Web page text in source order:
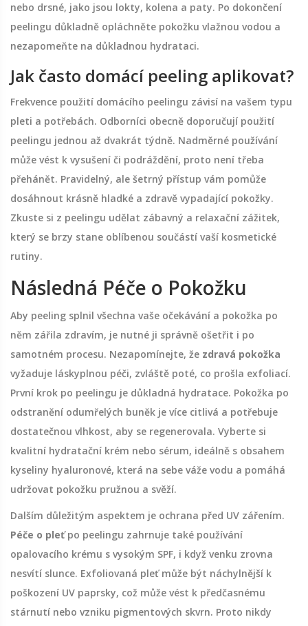
nebo drsné, jako jsou lokty, kolena a paty. Po dokončení
peelingu důkladně opláchněte pokožku vlažnou vodou a
nezapomeňte na důkladnou hydrataci.
Jak často domácí peeling aplikovat?
Frekvence použití domácího peelingu závisí na vašem typu
pleti a potřebách. Odborníci obecně doporučují použití
peelingu jednou až dvakrát týdně. Nadměrné používání
může vést k vysušení či podráždění, proto není třeba
přehánět. Pravidelný, ale šetrný přístup vám pomůže
dosáhnout krásně hladké a zdravě vypadající pokožky.
Zkuste si z peelingu udělat zábavný a relaxační zážitek,
který se brzy stane oblíbenou součástí vaší kosmetické
rutiny.
Následná Péče o Pokožku
Aby peeling splnil všechna vaše očekávání a pokožka po
něm zářila zdravím, je nutné ji správně ošetřit i po
samotném procesu. Nezapomínejte, že zdravá pokožka
vyžaduje láskyplnou péči, zvláště poté, co prošla exfoliací.
První krok po peelingu je důkladná hydratace. Pokožka po
odstranění odumřelých buněk je více citlivá a potřebuje
dostatečnou vlhkost, aby se regenerovala. Vyberte si
kvalitní hydratační krém nebo sérum, ideálně s obsahem
kyseliny hyaluronové, která na sebe váže vodu a pomáhá
udržovat pokožku pružnou a svěží.
Dalším důležitým aspektem je ochrana před UV zářením.
Péče o pleťpo peelingu zahrnuje také používání
opalovacího krému s vysokým SPF, i když venku zrovna
nesvítí slunce. Exfoliovaná pleť může být náchylnější k
poškození UV paprsky, což může vést k předčasnému
stárnutí nebo vzniku pigmentových skvrn. Proto nikdy